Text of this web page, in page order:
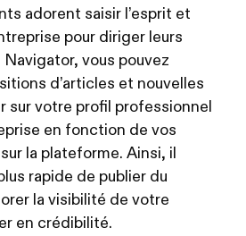
adorent saisir l’esprit et
pour diriger leurs
vous pouvez
d’articles et nouvelles
sur votre profil professionnel
en fonction de vos
la plateforme. Ainsi, il
rapide de publier du
la visibilité de votre
en crédibilité.